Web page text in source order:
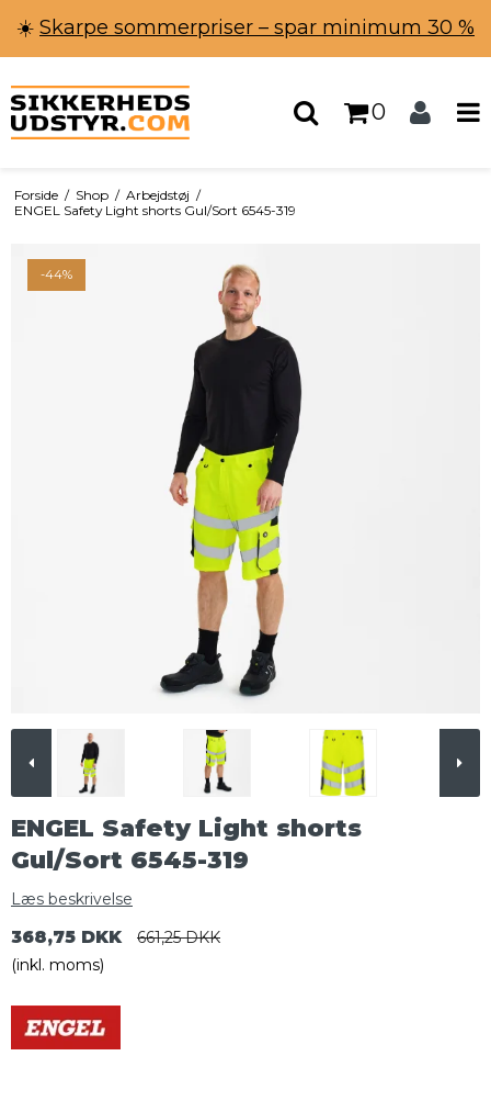
☀️ Skarpe sommerpriser – spar minimum 30 %
0
Forside / Shop / Arbejdstøj /
ENGEL Safety Light shorts Gul/Sort 6545-319
-44%
ENGEL Safety Light shorts
Gul/Sort 6545-319
Læs beskrivelse
368,75 DKK
661,25 DKK
(inkl. moms)